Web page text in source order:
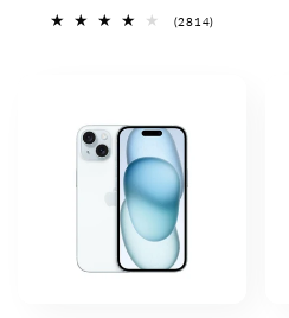
oferta
(2814)2814